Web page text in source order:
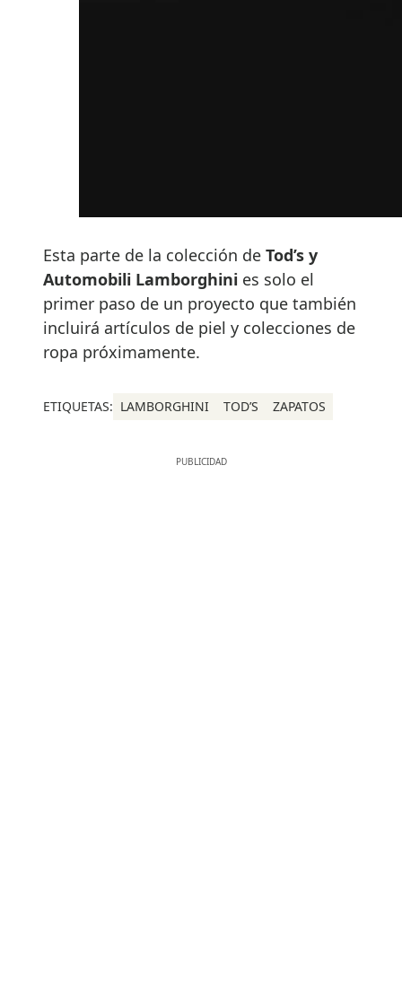
Esta parte de la colección de Tod’s y
Automobili Lamborghini es solo el
primer paso de un proyecto que también
incluirá artículos de piel y colecciones de
ropa próximamente.
ETIQUETAS: LAMBORGHINI TOD’S ZAPATOS